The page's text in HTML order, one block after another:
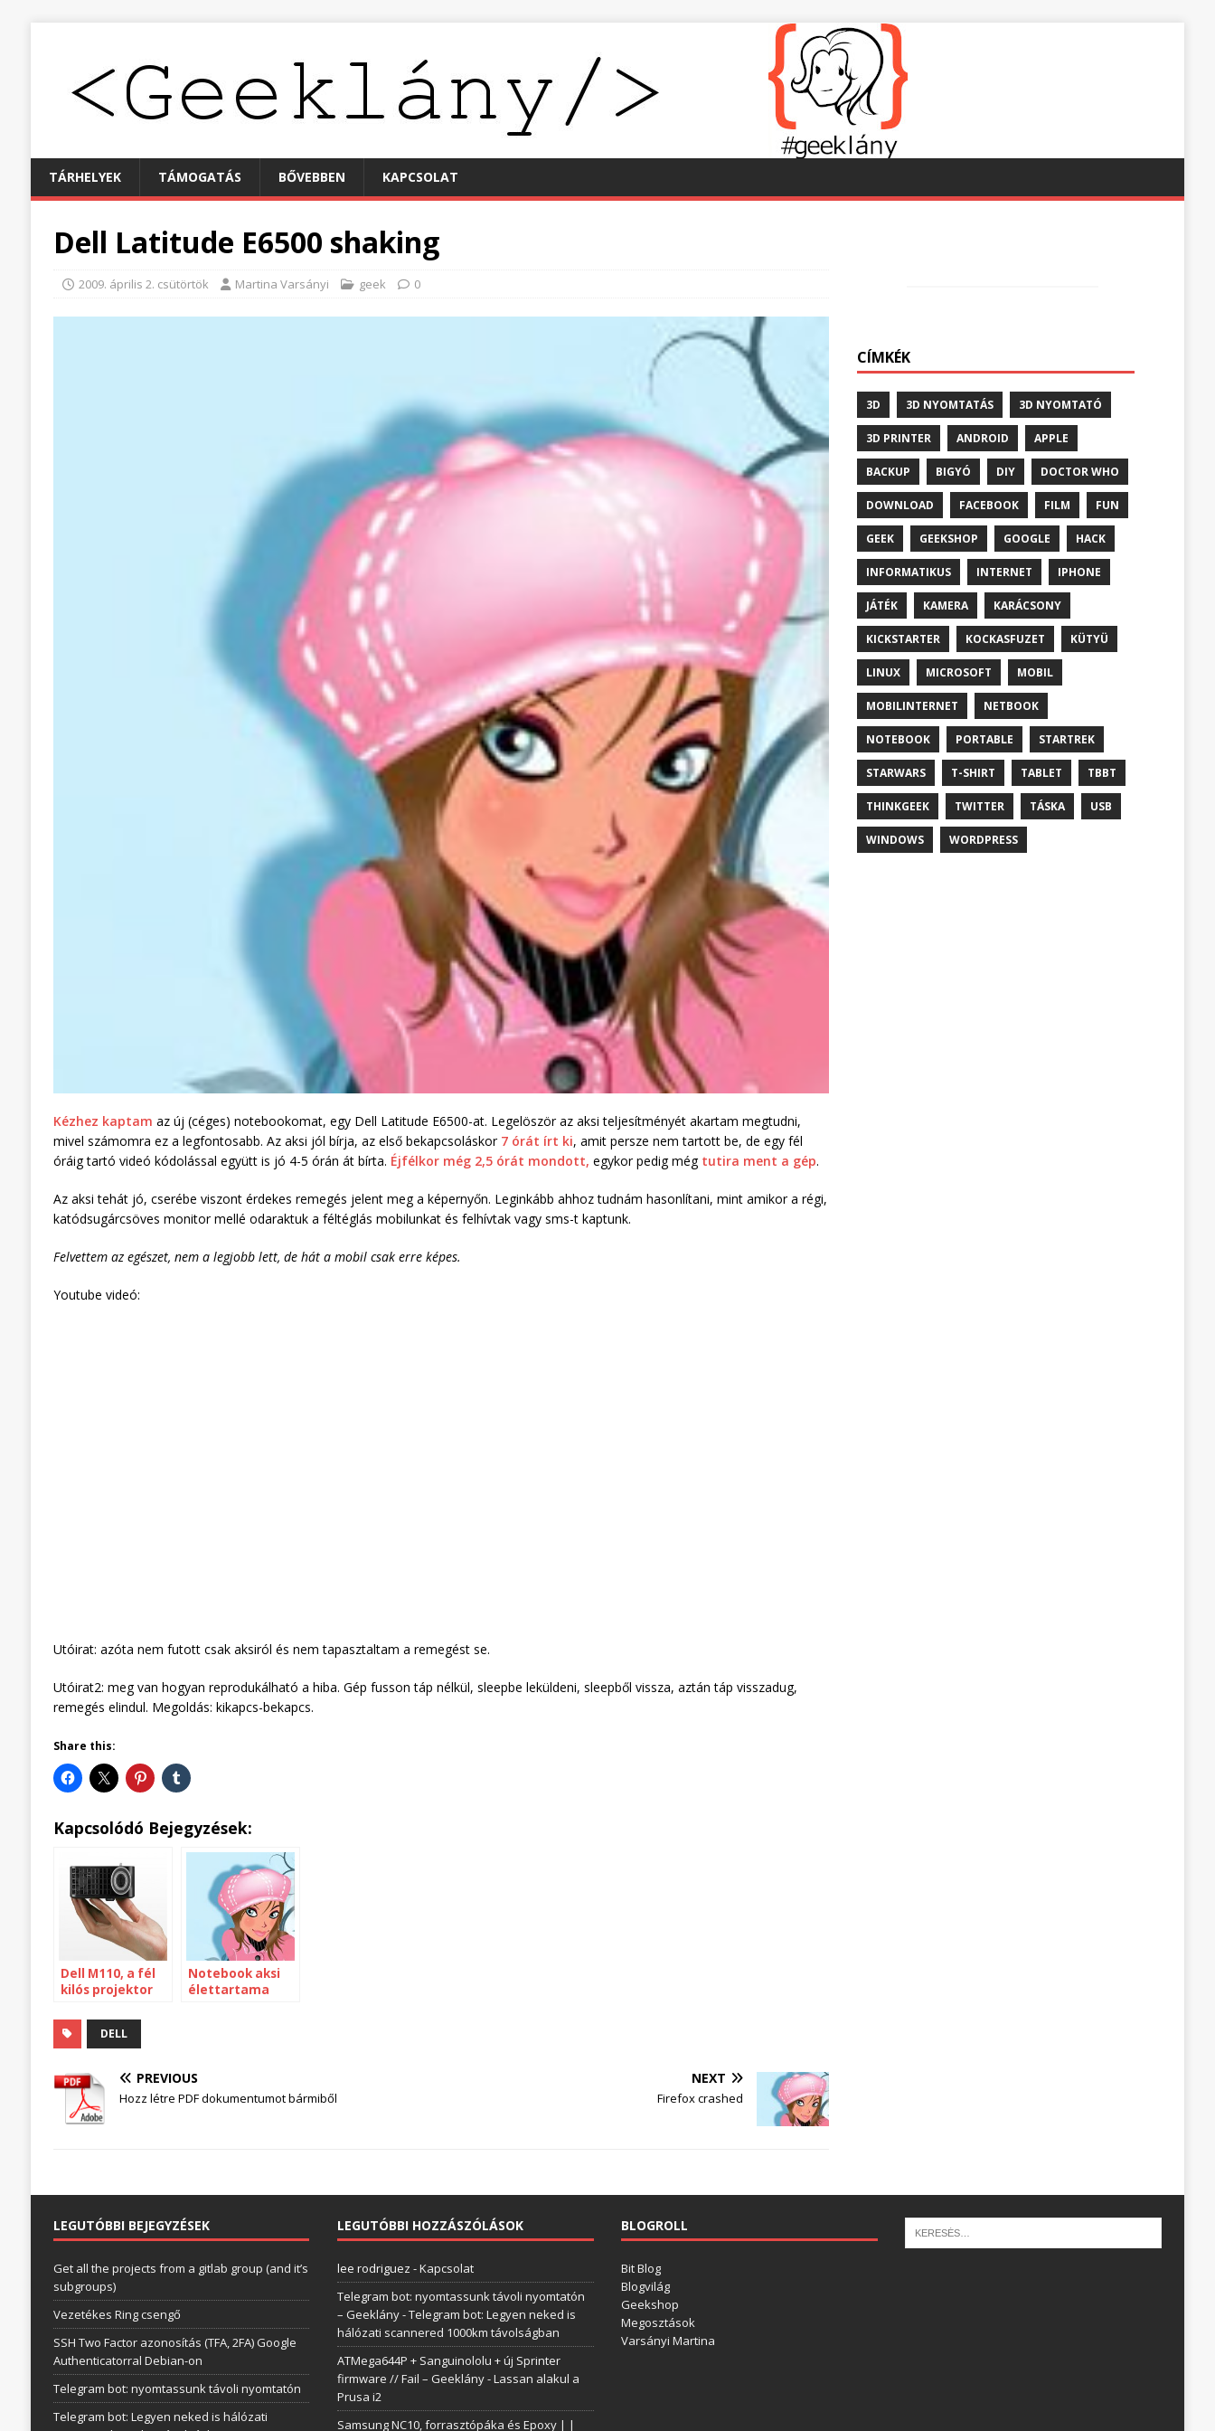
TÁRHELYEK TÁMOGATÁS BŐVEBBEN KAPCSOLAT
Dell Latitude E6500 shaking
2009. április 2. csütörtök Martina Varsányi geek 0
Kézhez kaptam az új (céges) notebookomat, egy Dell Latitude E6500-at. Legelöször az aksi teljesítményét akartam megtudni,
mivel számomra ez a legfontosabb. Az aksi jól bírja, az első bekapcsoláskor 7 órát írt ki, amit persze nem tartott be, de egy fél
óráig tartó videó kódolással együtt is jó 4-5 órán át bírta. Éjfélkor még 2,5 órát mondott, egykor pedig még tutira ment a gép.
Az aksi tehát jó, cserébe viszont érdekes remegés jelent meg a képernyőn. Leginkább ahhoz tudnám hasonlítani, mint amikor a régi,
katódsugárcsöves monitor mellé odaraktuk a féltéglás mobilunkat és felhívtak vagy sms-t kaptunk.
Felvettem az egészet, nem a legjobb lett, de hát a mobil csak erre képes.
Youtube videó:
Utóirat: azóta nem futott csak aksiról és nem tapasztaltam a remegést se.
Utóirat2: meg van hogyan reprodukálható a hiba. Gép fusson táp nélkül, sleepbe leküldeni, sleepből vissza, aztán táp visszadug,
remegés elindul. Megoldás: kikapcs-bekapcs.
Share this:
Kapcsolódó Bejegyzések:
Dell M110, a fél
kilós projektor
Notebook aksi
élettartama
DELL
PREVIOUS
Hozz létre PDF dokumentumot bármiből
NEXT
Firefox crashed
CÍMKÉK
3D 3D NYOMTATÁS 3D NYOMTATÓ
3D PRINTER ANDROID APPLE
BACKUP BIGYÓ DIY DOCTOR WHO
DOWNLOAD FACEBOOK FILM FUN
GEEK GEEKSHOP GOOGLE HACK
INFORMATIKUS INTERNET IPHONE
JÁTÉK KAMERA KARÁCSONY
KICKSTARTER KOCKASFUZET KÜTYÜ
LINUX MICROSOFT MOBIL
MOBILINTERNET NETBOOK
NOTEBOOK PORTABLE STARTREK
STARWARS T-SHIRT TABLET TBBT
THINKGEEK TWITTER TÁSKA USB
WINDOWS WORDPRESS
LEGUTÓBBI BEJEGYZÉSEK
Get all the projects from a gitlab group (and it’s
subgroups)
Vezetékes Ring csengő
SSH Two Factor azonosítás (TFA, 2FA) Google
Authenticatorral Debian-on
Telegram bot: nyomtassunk távoli nyomtatón
Telegram bot: Legyen neked is hálózati
LEGUTÓBBI HOZZÁSZÓLÁSOK
lee rodriguez -Kapcsolat
Telegram bot: nyomtassunk távoli nyomtatón
– Geeklány-Telegram bot: Legyen neked is
hálózati scannered 1000km távolságban
ATMega644P + Sanguinololu + új Sprinter
firmware // Fail – Geeklány-Lassan alakul a
Prusa i2
Samsung NC10, forrasztópáka és Epoxy | |
BLOGROLL
Bit Blog
Blogvilág
Geekshop
Megosztások
Varsányi Martina